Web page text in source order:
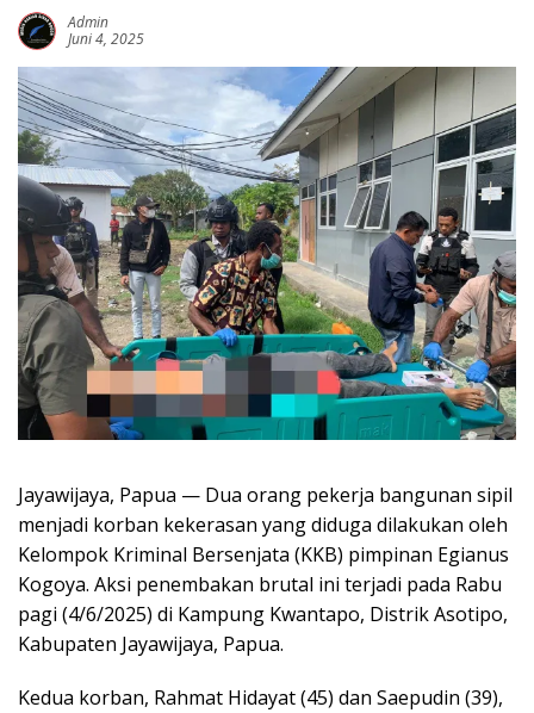
Admin
Juni 4, 2025
Jayawijaya, Papua — Dua orang pekerja bangunan sipil
menjadi korban kekerasan yang diduga dilakukan oleh
Kelompok Kriminal Bersenjata (KKB) pimpinan Egianus
Kogoya. Aksi penembakan brutal ini terjadi pada Rabu
pagi (4/6/2025) di Kampung Kwantapo, Distrik Asotipo,
Kabupaten Jayawijaya, Papua.
Kedua korban, Rahmat Hidayat (45) dan Saepudin (39),